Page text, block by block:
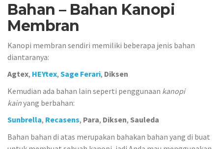
Bahan – Bahan Kanopi
Membran
Kanopi membran sendiri memiliki beberapa jenis bahan
diantaranya:
Agtex, HEYtex, Sage Ferari, Diksen
Kemudian ada bahan lain seperti penggunaan kanopi
kainyang berbahan:
Sunbrella, Recasens, Para, Diksen, Sauleda
Bahan bahan di atas merupakan bahakan bahan yang di buat